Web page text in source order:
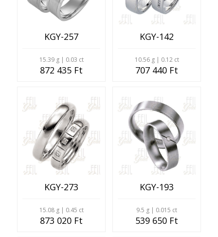
KGY-257
15.39 g | 0.03 ct
872 435 Ft
KGY-142
10.56 g | 0.12 ct
707 440 Ft
KGY-273
15.08 g | 0.45 ct
873 020 Ft
KGY-193
9.5 g | 0.015 ct
539 650 Ft